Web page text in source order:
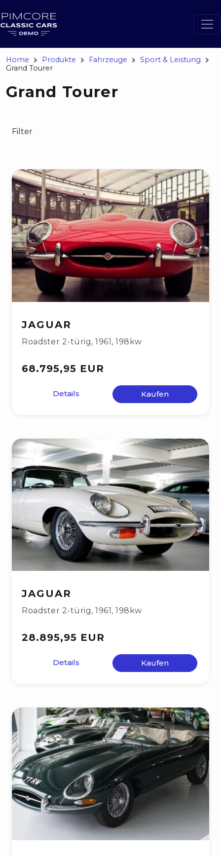
Home Produkte Fahrzeuge
Sport & Leistung
Grand Tourer
Grand Tourer
Filter
JAGUAR
Roadster 2-türig, 1961, 198kw
68.795,95 EUR
Details Kaufen
JAGUAR
Roadster 2-türig, 1961, 198kw
28.895,95 EUR
Details Kaufen